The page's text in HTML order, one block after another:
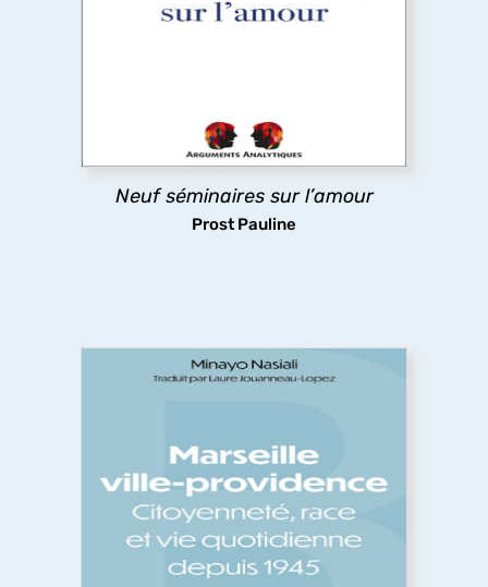
Neuf séminaires sur l’amour
Prost Pauline
Qu’est-ce l’amour ? C’est la question que cet
mythologie, le théâtre, la littérature.
découvrir
Marseille ville-providence
L’histoire des liens entre citoyenneté et logement
à Marseille, par une historienne américaine. Un
regard acéré sur le post-colonial, les
redéfinitions du projet impérial français, les